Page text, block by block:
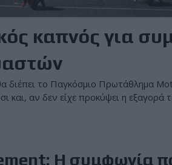
καπνός για
διέπει το Παγκόσμιο Πρωτάθλημα
και, αν δεν είχε προκύψει η
Η συμφωνία